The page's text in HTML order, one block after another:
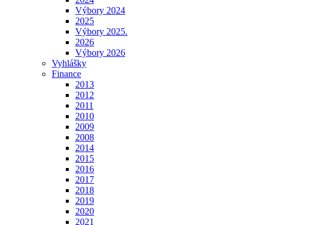
Výbory 2024
2025
Výbory 2025.
2026
Výbory 2026
Vyhlášky
Finance
2013
2012
2011
2010
2009
2008
2014
2015
2016
2017
2018
2019
2020
2021